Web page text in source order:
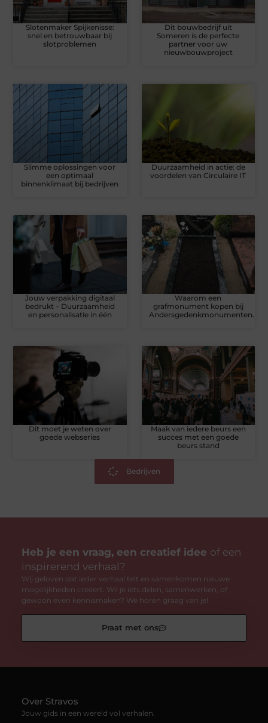
Slotenmaker Spijkenisse:
snel en betrouwbaar bij
slotproblemen
Dit bouwbedrijf uit
Someren is de perfecte
partner voor uw
nieuwbouwproject
Slimme oplossingen voor
een optimaal
binnenklimaat bij bedrijven
Duurzaamheid in actie: de
voordelen van Circulaire IT
Jouw verpakking digitaal
bedrukt – Duurzaamheid
en personalisatie in één
Waarom een
grafmonument kopen bij
Andersgedenkmonumenten.nl?
Dit moet je weten over
goede webseries
Maak van iedere beurs een
succes met een goede
beurs stand
Bedrijven
Heb je een vraag, een creatief idee of een
inspirerend verhaal?
Wij geloven dat ieder verhaal telt en samenkomen nieuwe
mogelijkheden creëert. Wil je iets delen, samenwerken, of
gewoon even kennismaken? We horen graag van je!
Praat met ons
Over Stravos
Jouw gids in een wereld vol verhalen.